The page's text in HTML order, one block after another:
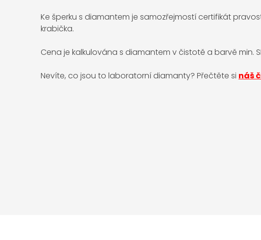
Ke šperku s diamantem je samozřejmostí certifikát
krabička.
Cena je kalkulována s diamantem v čistotě a barvě min.
Nevíte, co jsou to laboratorní diamanty? Přečtěte si náš